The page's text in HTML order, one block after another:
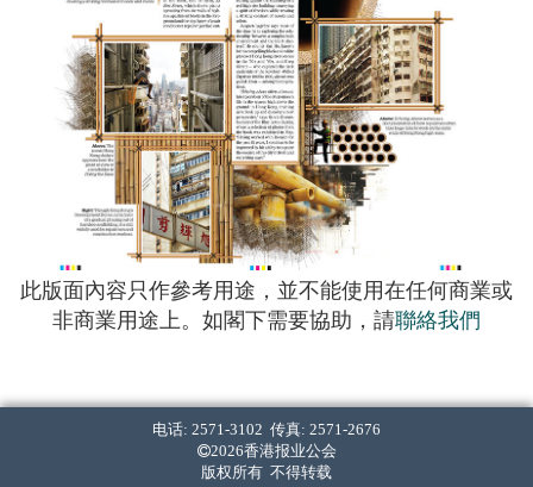
此版面內容只作參考用途，並不能使用在任何商業或
非商業用途上。如閣下需要協助，請聯絡我們
电话: 2571-3102 传真: 2571-2676
2026香港报业公会
版权所有 不得转载